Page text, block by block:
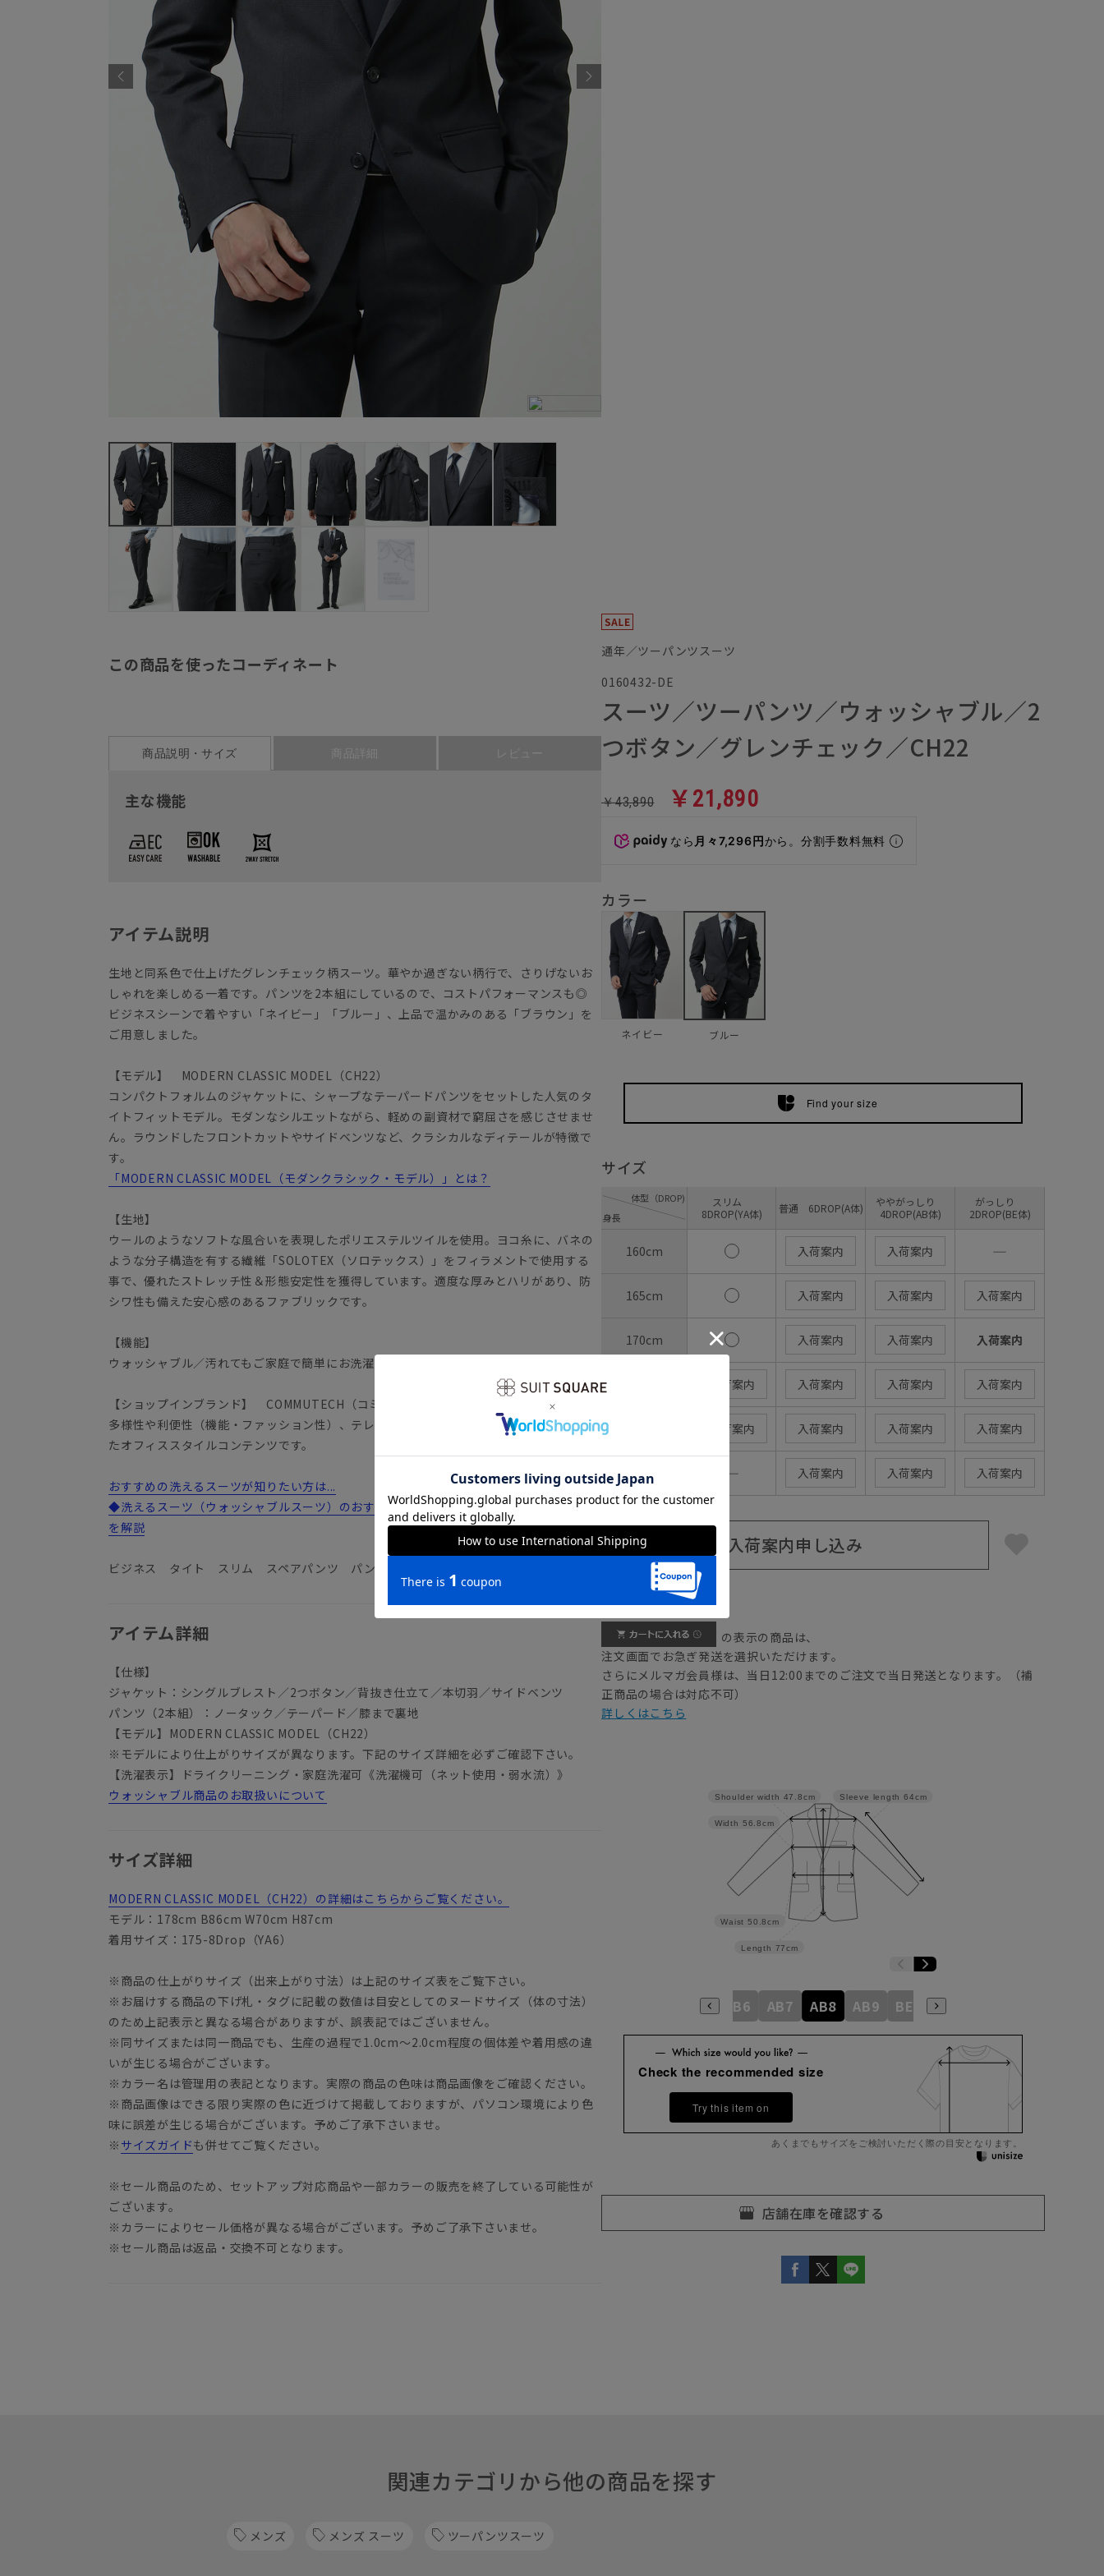
この商品を使ったコーディネート
商品説明・サイズ 商品詳細 レビュー
主な機能
アイテム説明
生地と同系色で仕上げたグレンチェック柄スーツ。華やか過ぎない柄行で、さりげないお
しゃれを楽しめる一着です。パンツを2本組にしているので、コストパフォーマンスも◎
ビジネスシーンで着やすい「ネイビー」「ブルー」、上品で温かみのある「ブラウン」を
ご用意しました。
【モデル】 MODERN CLASSIC MODEL（CH22）
コンパクトフォルムのジャケットに、シャープなテーパードパンツをセットした人気のタ
イトフィットモデル。モダンなシルエットながら、軽めの副資材で窮屈さを感じさせませ
ん。ラウンドしたフロントカットやサイドベンツなど、クラシカルなディテールが特徴で
す。
「MODERN CLASSIC MODEL（モダンクラシック・モデル）」とは？
【生地】
ウールのようなソフトな風合いを表現したポリエステルツイルを使用。ヨコ糸に、バネの
ような分子構造を有する繊維「SOLOTEX（ソロテックス）」をフィラメントで使用する
事で、優れたストレッチ性＆形態安定性を獲得しています。適度な厚みとハリがあり、防
シワ性も備えた安心感のあるファブリックです。
【機能】
ウォッシャブル／汚れてもご家庭で簡単にお洗濯が可能です。
【ショップインブランド】 COMMUTECH（コミューテック）
多様性や利便性（機能・ファッション性）、テレワークなど様々な切り口へフォーカスし
たオフィススタイルコンテンツです。
おすすめの洗えるスーツが知りたい方は...
◆洗えるスーツ（ウォッシャブルスーツ）のおすすめ12選！コスパのいい選び方や洗い方
を解説
ビジネス タイト スリム スペアパンツ パンツ2本 イージーケア 形態安定
アイテム詳細
【仕様】
ジャケット：シングルブレスト／2つボタン／背抜き仕立て／本切羽／サイドベンツ
パンツ（2本組）：ノータック／テーパード／膝まで裏地
【モデル】MODERN CLASSIC MODEL（CH22）
※モデルにより仕上がりサイズが異なります。下記のサイズ詳細を必ずご確認下さい。
【洗濯表示】ドライクリーニング・家庭洗濯可《洗濯機可（ネット使用・弱水流）》
ウォッシャブル商品のお取扱いについて
サイズ詳細
MODERN CLASSIC MODEL（CH22）の詳細はこちらからご覧ください。
モデル：178cm B86cm W70cm H87cm
着用サイズ：175-8Drop（YA6）
※商品の仕上がりサイズ（出来上がり寸法）は上記のサイズ表をご覧下さい。
※お届けする商品の下げ札・タグに記載の数値は目安としてのヌードサイズ（体の寸法）
のため上記表示と異なる場合がありますが、誤表記ではございません。
※同サイズまたは同一商品でも、生産の過程で1.0cm～2.0cm程度の個体差や着用感の違
いが生じる場合がございます。
※カラー名は管理用の表記となります。実際の商品の色味は商品画像をご確認ください。
※商品画像はできる限り実際の色に近づけて掲載しておりますが、パソコン環境により色
味に誤差が生じる場合がございます。予めご了承下さいませ。
※ サイズガイドも併せてご覧ください。
※セール商品のため、セットアップ対応商品や一部カラーの販売を終了している可能性が
ございます。
※カラーによりセール価格が異なる場合がございます。予めご了承下さいませ。
※セール商品は返品・交換不可となります。
通年／ツーパンツスーツ
0160432-DE
スーツ／ツーパンツ／ウォッシャブル／2
つボタン／グレンチェック／CH22
￥43,890 ￥21,890
なら 月々7,296円から。分割手数料無料
カラー
ネイビー ブルー
Find your size
サイズ
身長
体型（DROP)
スリム
8DROP(YA体)
普通 6DROP(A体)
ややがっしり
4DROP(AB体)
がっしり
2DROP(BE体)
160cm 入荷案内 入荷案内 ―
165cm 入荷案内 入荷案内 入荷案内
170cm 入荷案内 入荷案内 入荷案内
入荷案内 入荷案内 入荷案内 入荷案内
入荷案内 入荷案内 入荷案内 入荷案内
185cm ― 入荷案内 入荷案内 入荷案内
入荷案内申し込み
【 アイコンについて】
の表示の商品は、
注文画面でお急ぎ発送を選択いただけます。
さらにメルマガ会員様は、当日12:00までのご注文で当日発送となります。（補
正商品の場合は対応不可）
詳しくはこちら
Sleeve length 64cm
Length 77cm
Waist 50.8cm
Width 56.8cm
Shoulder width 47.8cm
YA3 A3 A4 A5 A6 A7 A8 A9 AB5 AB6 AB7 AB8 AB9 BE3 BE4
Check the recommended size
Try this item on
あくまでもサイズをご検討いただく際の目安となります。
関連カテゴリから他の商品を探す
メンズ メンズ スーツ ツーパンツスーツ